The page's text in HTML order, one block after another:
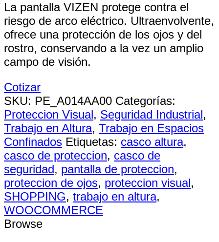
La pantalla VIZEN protege contra el
riesgo de arco eléctrico. Ultraenvolvente,
ofrece una protección de los ojos y del
rostro, conservando a la vez un amplio
campo de visión.
Cotizar
SKU: PE_A014AA00 Categorías:
Proteccion Visual, Seguridad Industrial,
Trabajo en Altura, Trabajo en Espacios
Confinados Etiquetas: casco altura,
casco de proteccion, casco de
seguridad, pantalla de proteccion,
proteccion de ojos, proteccion visual,
SHOPPING, trabajo en altura,
WOOCOMMERCE
Browse